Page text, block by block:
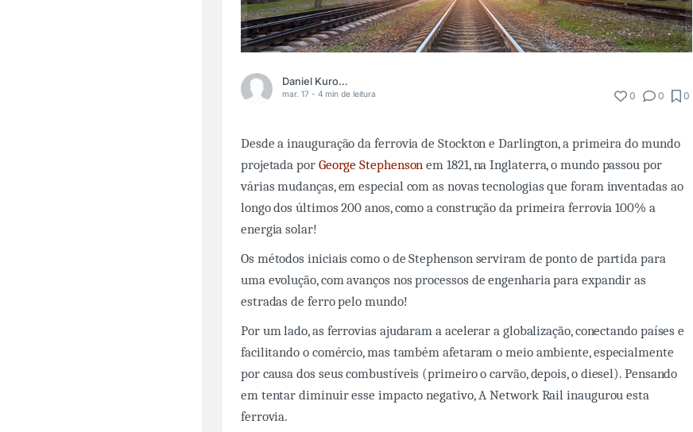
Daniel Kuroski
mar. 17 - 4 min de leitura 0 0 0
Desde a inauguração da ferrovia de Stockton e Darlington, a primeira do mundo
projetada por George Stephenson em 1821, na Inglaterra, o mundo passou por
várias mudanças, em especial com as novas tecnologias que foram inventadas ao
longo dos últimos 200 anos, como a construção da primeira ferrovia 100% a
energia solar!
Os métodos iniciais como o de Stephenson serviram de ponto de partida para
uma evolução, com avanços nos processos de engenharia para expandir as
estradas de ferro pelo mundo!
Por um lado, as ferrovias ajudaram a acelerar a globalização, conectando países e
facilitando o comércio, mas também afetaram o meio ambiente, especialmente
por causa dos seus combustíveis (primeiro o carvão, depois, o diesel). Pensando
em tentar diminuir esse impacto negativo, A Network Rail inaugurou esta
ferrovia.